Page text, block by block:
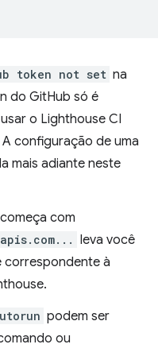
token not set na
do GitHub só é
o Lighthouse CI
configuração de uma
mais adiante neste
com
leva você
correspondente à
podem ser
ou